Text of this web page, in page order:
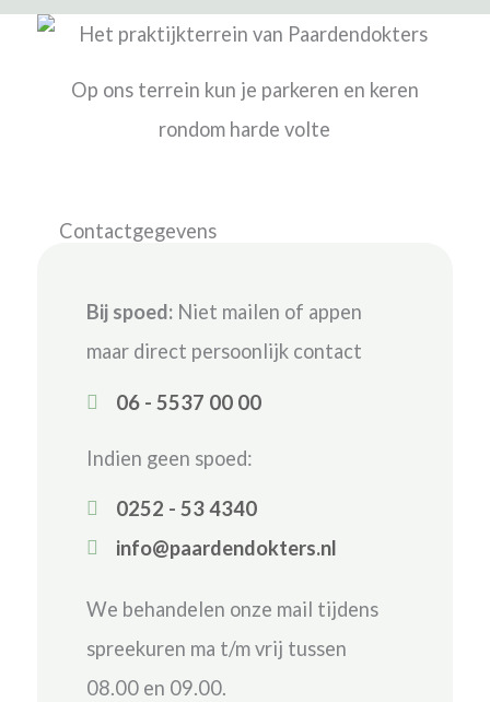
Op ons terrein kun je parkeren en keren
rondom harde volte
Contactgegevens
Bij spoed:Niet mailen of appen
maar direct persoonlijk contact
06 - 5537 00 00
Indien geen spoed:
0252 - 53 4340
info@paardendokters.nl
We behandelen onze mail tijdens
spreekuren ma t/m vrij tussen
08.00 en 09.00.